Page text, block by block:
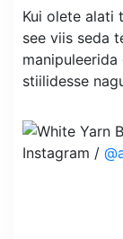
Kui olete alati
see viis seda
stiilidesse
Instagram /